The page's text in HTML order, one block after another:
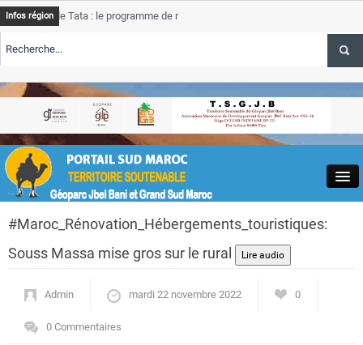
Close
Actualités
Infos région
de Tata : le programme de rehabilitation post-inondations
TSGJB Tourisme : l’ONMT renforce l’aerien a Dakhla et
Tata
TSGJB Tourisme au Maroc : Transavia renforce les vols Paris-
#Maroc_Rénovation_Hébergements_touristiques:
Souss Massa mise gros sur le rural
Admin mardi 22 novembre 2022 0
0 Commentaires